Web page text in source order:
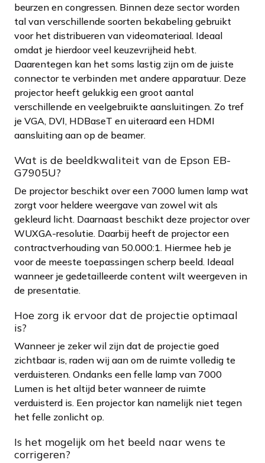
beurzen en congressen. Binnen deze sector worden
tal van verschillende soorten bekabeling gebruikt
voor het distribueren van videomateriaal. Ideaal
omdat je hierdoor veel keuzevrijheid hebt.
Daarentegen kan het soms lastig zijn om de juiste
connector te verbinden met andere apparatuur. Deze
projector heeft gelukkig een groot aantal
verschillende en veelgebruikte aansluitingen. Zo tref
je VGA, DVI, HDBaseT en uiteraard een HDMI
aansluiting aan op de beamer.
Wat is de beeldkwaliteit van de Epson EB-
G7905U?
De projector beschikt over een 7000 lumen lamp wat
zorgt voor heldere weergave van zowel wit als
gekleurd licht. Daarnaast beschikt deze projector over
WUXGA-resolutie. Daarbij heeft de projector een
contractverhouding van 50.000:1. Hiermee heb je
voor de meeste toepassingen scherp beeld. Ideaal
wanneer je gedetailleerde content wilt weergeven in
de presentatie.
Hoe zorg ik ervoor dat de projectie optimaal
is?
Wanneer je zeker wil zijn dat de projectie goed
zichtbaar is, raden wij aan om de ruimte volledig te
verduisteren. Ondanks een felle lamp van 7000
Lumen is het altijd beter wanneer de ruimte
verduisterd is. Een projector kan namelijk niet tegen
het felle zonlicht op.
Is het mogelijk om het beeld naar wens te
corrigeren?